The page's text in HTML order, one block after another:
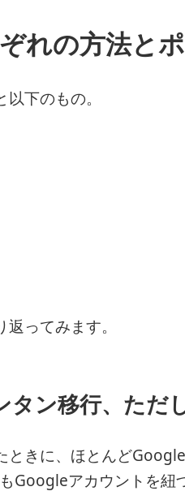
れの方法と
下のもの。
ってみます。
タン移行、ただ
ときに、ほとんど
Googleアカウントを紐